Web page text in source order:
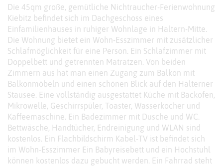
Die 45qm große, gemütliche Nichtraucher-Ferienwohnung
Kiebitz befindet sich im Dachgeschoss eines
Einfamilienhauses in ruhiger Wohnlage in Haltern-Mitte.
Die Wohnung bietet ein Wohn-Esszimmer mit zusätzlicher
Schlafmöglichkeit für eine Person. Ein Schlafzimmer mit
Doppelbett und getrennten Matratzen. Von beiden
Zimmern aus hat man einen Zugang zum Balkon mit
Balkonmöbeln und einen schönen Blick auf den Halterner
Stausee. Eine vollständig ausgestattet Küche mit Backofen,
Mikrowelle, Geschirrspüler, Toaster, Wasserkocher und
Kaffeemaschine. Ein Badezimmer mit Dusche und WC.
Bettwäsche, Handtücher, Endreinigung und WLAN sind
kostenlos. Ein Flachbildschirm Kabel-TV ist befindet sich
im Wohn-Esszimmer Ein Babyreisebett und ein Hochstuhl
können kostenlos dazu gebucht werden. Ein Fahrrad steht